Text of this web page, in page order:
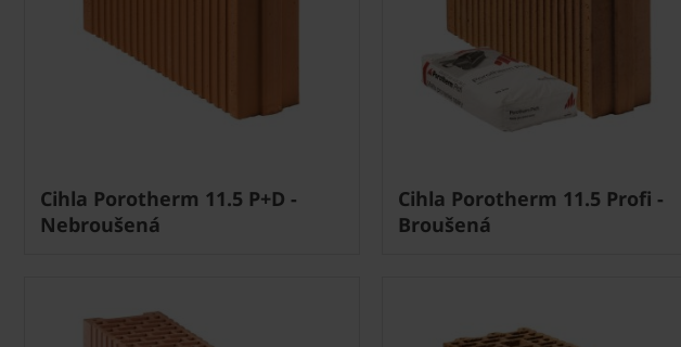
Cihla Porotherm 11.5 P+D -
Nebroušená
Cihla Porotherm 11.5 Profi -
Broušená